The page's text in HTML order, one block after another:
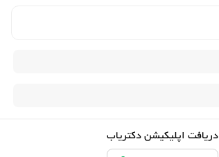
دریافت اپلیکیشن دکتریاب